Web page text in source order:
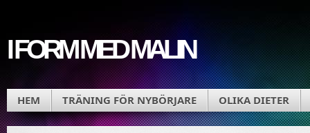
I FORM MED MALIN
HEM TRÄNING FÖR NYBÖRJARE OLIKA DIETER